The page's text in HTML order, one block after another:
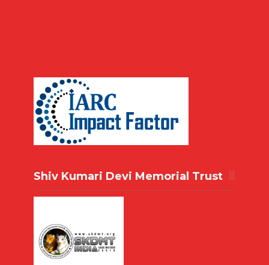
Shiv Kumari Devi Memorial Trust